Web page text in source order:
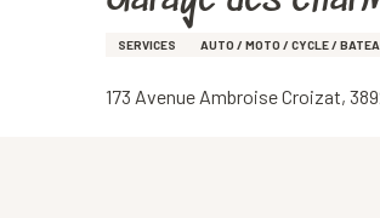
SERVICES AUTO / MOTO / CYCLE /
173 Avenue Ambroise Croizat,